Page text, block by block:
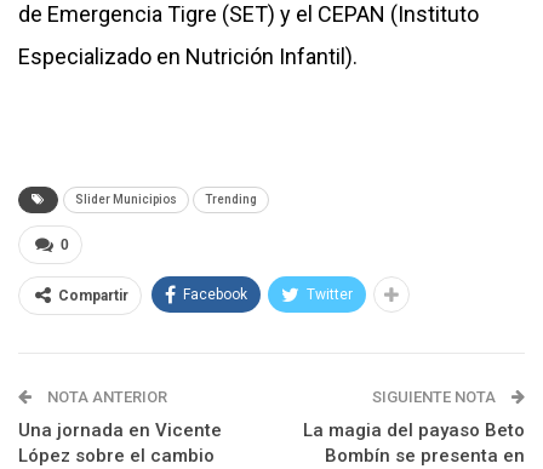
de Emergencia Tigre (SET) y el CEPAN (Instituto
Especializado en Nutrición Infantil).
Slider Municipios Trending
0
Compartir Facebook Twitter
NOTA ANTERIOR
Una jornada en Vicente
López sobre el cambio
SIGUIENTE NOTA
La magia del payaso Beto
Bombín se presenta en